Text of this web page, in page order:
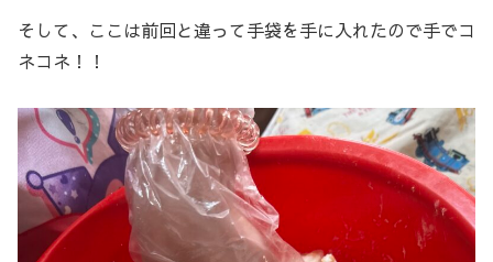
そして、ここは前回と違って手袋を手に入れたので手でコ
ネコネ！！